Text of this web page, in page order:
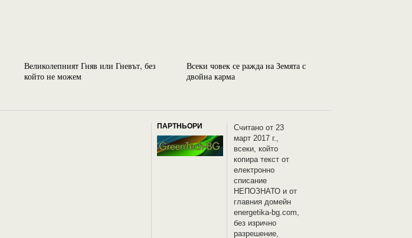
Великолепният Гняв или Гневът, без
който не можем
Всеки човек се ражда на Земята с
двойна карма
ПАРТНЬОРИ
Считано от 23
март 2017 г.,
всеки, който
копира текст от
електронно
списание
НЕПОЗНАТО и oт
главния домейн
energetika-bg.com,
без изрично
разрешение,